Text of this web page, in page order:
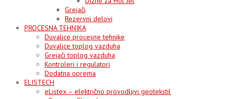
Grejači
Rezervni delovi
PROCESNA TEHNIKA
Duvalice procesne tehnike
Duvalice toplog vazduha
Grejači toplog vazduha
Kontroleri i regulatori
Dodatna oprema
ELISTECH
eListex – električno provodljivi geotekstil